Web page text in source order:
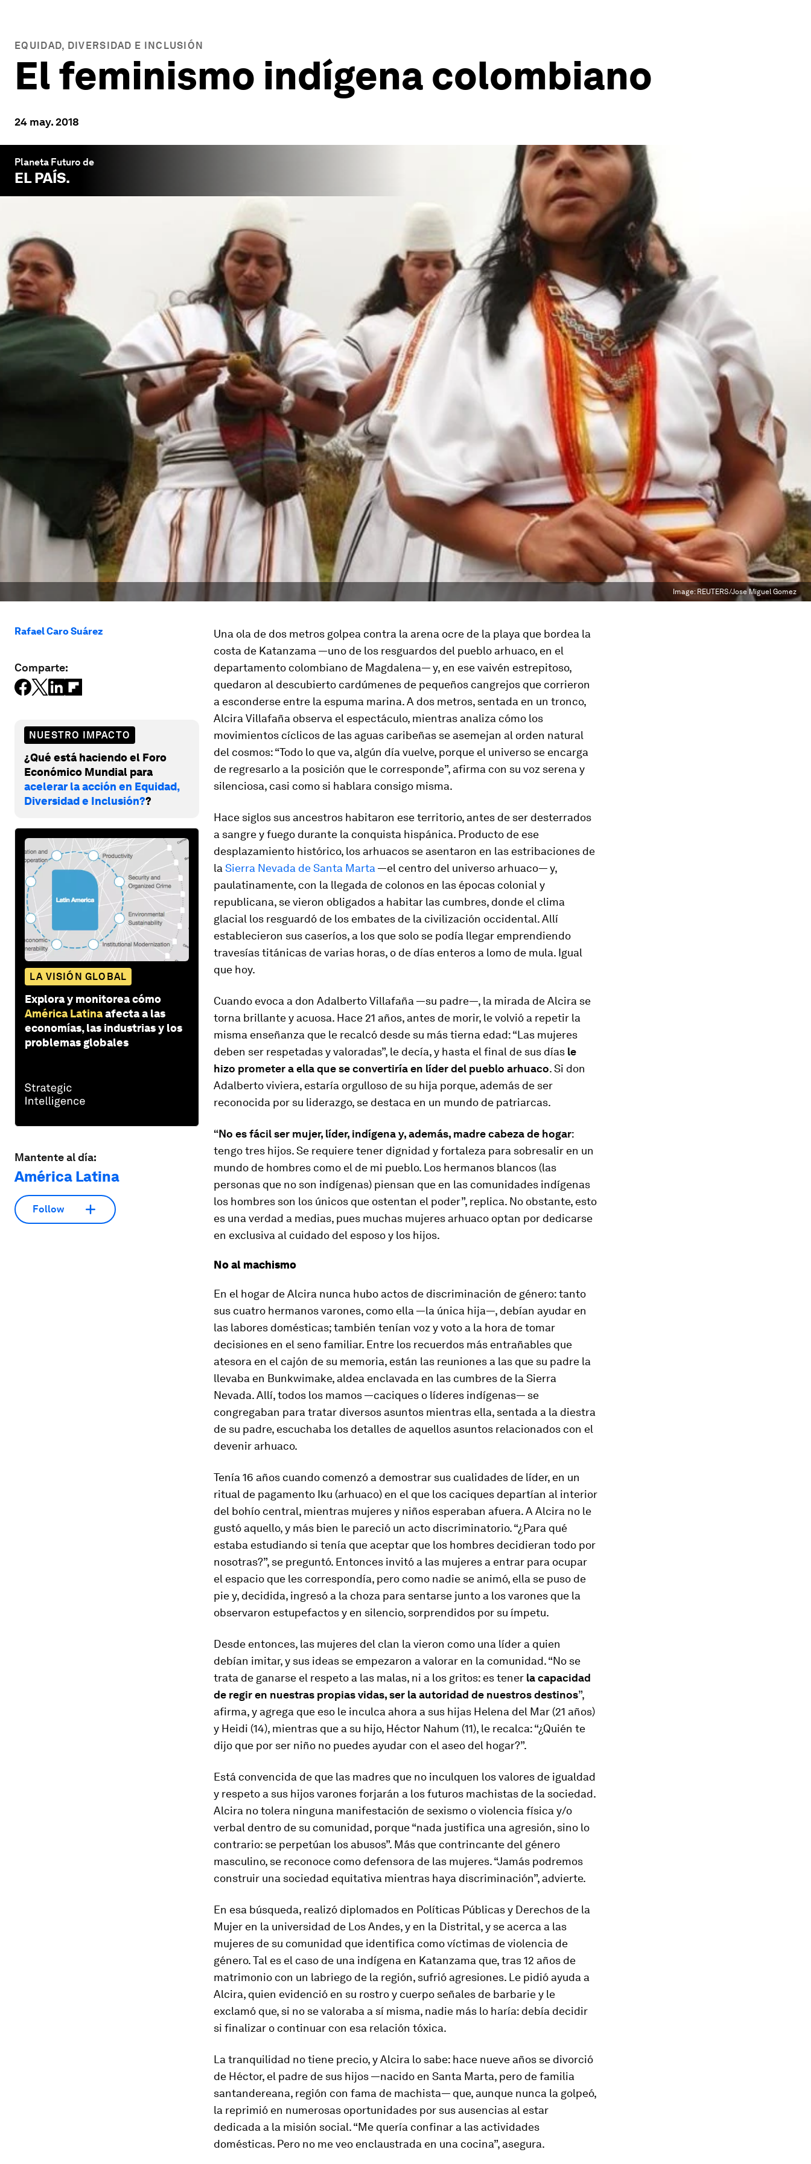
EQUIDAD, DIVERSIDAD E INCLUSIÓN
El feminismo indígena colombiano
24 may. 2018
Planeta Futuro de
EL PAÍS.
Image: REUTERS/Jose Miguel Gomez
Rafael Caro Suárez
Comparte:
NUESTRO IMPACTO
¿Qué está haciendo el Foro
Económico Mundial para
acelerar la acción en Equidad,
Diversidad e Inclusión??
LA VISIÓN GLOBAL
Explora y monitorea cómo
América Latinaafecta a las
economías, las industrias y los
problemas globales
Mantente al día:
América Latina
Follow
Una ola de dos metros golpea contra la arena ocre de la playa que bordea la
costa de Katanzama —uno de los resguardos del pueblo arhuaco, en el
departamento colombiano de Magdalena— y, en ese vaivén estrepitoso,
quedaron al descubierto cardúmenes de pequeños cangrejos que corrieron
a esconderse entre la espuma marina. A dos metros, sentada en un tronco,
Alcira Villafaña observa el espectáculo, mientras analiza cómo los
movimientos cíclicos de las aguas caribeñas se asemejan al orden natural
del cosmos: “Todo lo que va, algún día vuelve, porque el universo se encarga
de regresarlo a la posición que le corresponde”, afirma con su voz serena y
silenciosa, casi como si hablara consigo misma.
Hace siglos sus ancestros habitaron ese territorio, antes de ser desterrados
a sangre y fuego durante la conquista hispánica. Producto de ese
desplazamiento histórico, los arhuacos se asentaron en las estribaciones de
la Sierra Nevada de Santa Marta —el centro del universo arhuaco— y,
paulatinamente, con la llegada de colonos en las épocas colonial y
republicana, se vieron obligados a habitar las cumbres, donde el clima
glacial los resguardó de los embates de la civilización occidental. Allí
establecieron sus caseríos, a los que solo se podía llegar emprendiendo
travesías titánicas de varias horas, o de días enteros a lomo de mula. Igual
que hoy.
Cuando evoca a don Adalberto Villafaña —su padre—, la mirada de Alcira se
torna brillante y acuosa. Hace 21 años, antes de morir, le volvió a repetir la
misma enseñanza que le recalcó desde su más tierna edad: “Las mujeres
deben ser respetadas y valoradas”, le decía, y hasta el final de sus días le
hizo prometer a ella que se convertiría en líder del pueblo arhuaco. Si don
Adalberto viviera, estaría orgulloso de su hija porque, además de ser
reconocida por su liderazgo, se destaca en un mundo de patriarcas.
“No es fácil ser mujer, líder, indígena y, además, madre cabeza de hogar:
tengo tres hijos. Se requiere tener dignidad y fortaleza para sobresalir en un
mundo de hombres como el de mi pueblo. Los hermanos blancos (las
personas que no son indígenas) piensan que en las comunidades indígenas
los hombres son los únicos que ostentan el poder”, replica. No obstante, esto
es una verdad a medias, pues muchas mujeres arhuaco optan por dedicarse
en exclusiva al cuidado del esposo y los hijos.
No al machismo
En el hogar de Alcira nunca hubo actos de discriminación de género: tanto
sus cuatro hermanos varones, como ella —la única hija—, debían ayudar en
las labores domésticas; también tenían voz y voto a la hora de tomar
decisiones en el seno familiar. Entre los recuerdos más entrañables que
atesora en el cajón de su memoria, están las reuniones a las que su padre la
llevaba en Bunkwimake, aldea enclavada en las cumbres de la Sierra
Nevada. Allí, todos los mamos—caciques o líderes indígenas— se
congregaban para tratar diversos asuntos mientras ella, sentada a la diestra
de su padre, escuchaba los detalles de aquellos asuntos relacionados con el
devenir arhuaco.
Tenía 16 años cuando comenzó a demostrar sus cualidades de líder, en un
ritual de pagamento Iku (arhuaco) en el que los caciques departían al interior
del bohío central, mientras mujeres y niños esperaban afuera. A Alcira no le
gustó aquello, y más bien le pareció un acto discriminatorio. “¿Para qué
estaba estudiando si tenía que aceptar que los hombres decidieran todo por
nosotras?”, se preguntó. Entonces invitó a las mujeres a entrar para ocupar
el espacio que les correspondía, pero como nadie se animó, ella se puso de
pie y, decidida, ingresó a la choza para sentarse junto a los varones que la
observaron estupefactos y en silencio, sorprendidos por su ímpetu.
Desde entonces, las mujeres del clan la vieron como una líder a quien
debían imitar, y sus ideas se empezaron a valorar en la comunidad. “No se
trata de ganarse el respeto a las malas, ni a los gritos: es tener la capacidad
de regir en nuestras propias vidas, ser la autoridad de nuestros destinos”,
afirma, y agrega que eso le inculca ahora a sus hijas Helena del Mar (21 años)
y Heidi (14), mientras que a su hijo, Héctor Nahum (11), le recalca: “¿Quién te
dijo que por ser niño no puedes ayudar con el aseo del hogar?”.
Está convencida de que las madres que no inculquen los valores de igualdad
y respeto a sus hijos varones forjarán a los futuros machistas de la sociedad.
Alcira no tolera ninguna manifestación de sexismo o violencia física y/o
verbal dentro de su comunidad, porque “nada justifica una agresión, sino lo
contrario: se perpetúan los abusos”. Más que contrincante del género
masculino, se reconoce como defensora de las mujeres. “Jamás podremos
construir una sociedad equitativa mientras haya discriminación”, advierte.
En esa búsqueda, realizó diplomados en Políticas Públicas y Derechos de la
Mujer en la universidad de Los Andes, y en la Distrital, y se acerca a las
mujeres de su comunidad que identifica como víctimas de violencia de
género. Tal es el caso de una indígena en Katanzama que, tras 12 años de
matrimonio con un labriego de la región, sufrió agresiones. Le pidió ayuda a
Alcira, quien evidenció en su rostro y cuerpo señales de barbarie y le
exclamó que, si no se valoraba a sí misma, nadie más lo haría: debía decidir
si finalizar o continuar con esa relación tóxica.
La tranquilidad no tiene precio, y Alcira lo sabe: hace nueve años se divorció
de Héctor, el padre de sus hijos —nacido en Santa Marta, pero de familia
santandereana, región con fama de machista— que, aunque nunca la golpeó,
la reprimió en numerosas oportunidades por sus ausencias al estar
dedicada a la misión social. “Me quería confinar a las actividades
domésticas. Pero no me veo enclaustrada en una cocina”, asegura.